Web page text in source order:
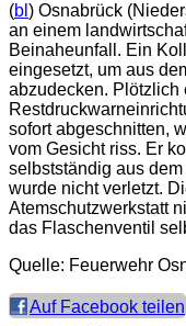
(bl ) Osnabrück
an einem
Beinaheunfall. Ein
eingesetzt, um aus
abzudecken. Plötzlich
sofort abgeschnitten,
vom Gesicht riss. Er
selbstständig aus
wurde nicht verletzt.
Atemschutzwerkstatt
das Flaschenventil
Quelle: Feuerwehr
Auf Facebook teilen